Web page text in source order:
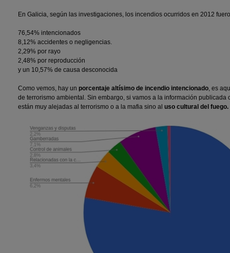
En Galicia, según las investigaciones, los incendios ocurridos en 2012
76,54% intencionados
8,12% accidentes o negligencias.
2,29% por rayo
2,48% por reproducción
y un 10,57% de causa desconocida
Como vemos, hay un porcentaje altísimo de incendio intencionado, es
de terrorismo ambiental. Sin embargo, si vamos a la información publicada
están muy alejadas al terrorismo o a la mafia sino al uso cultural del fuego.